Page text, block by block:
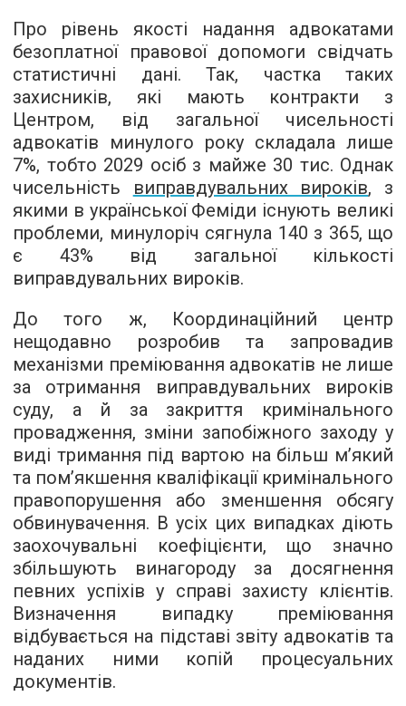
Про рівень якості надання адвокатами
безоплатної правової допомоги свідчать
статистичні дані. Так, частка таких
захисників, які мають контракти з
Центром, від загальної чисельності
адвокатів минулого року складала лише
7%, тобто 2029 осіб з майже 30 тис. Однак
чисельність виправдувальних вироків, з
якими в української Феміди існують великі
проблеми, минулоріч сягнула 140 з 365, що
є 43% від загальної кількості
виправдувальних вироків.
До того ж, Координаційний центр
нещодавно розробив та запровадив
механізми преміювання адвокатів не лише
за отримання виправдувальних вироків
суду, а й за закриття кримінального
провадження, зміни запобіжного заходу у
виді тримання під вартою на більш м’який
та пом’якшення кваліфікації кримінального
правопорушення або зменшення обсягу
обвинувачення. В усіх цих випадках діють
заохочувальні коефіцієнти, що значно
збільшують винагороду за досягнення
певних успіхів у справі захисту клієнтів.
Визначення випадку преміювання
відбувається на підставі звіту адвокатів та
наданих ними копій процесуальних
документів.